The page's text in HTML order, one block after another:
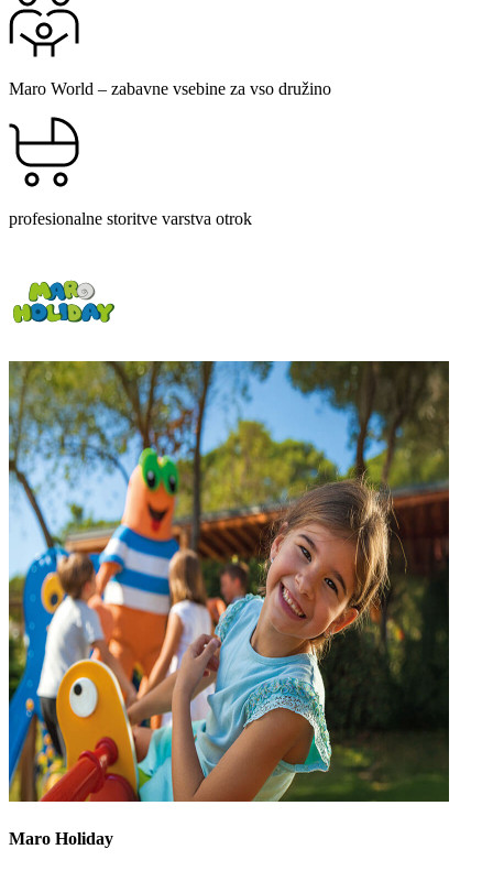
Maro World – zabavne vsebine za vso družino
profesionalne storitve varstva otrok
Maro Holiday